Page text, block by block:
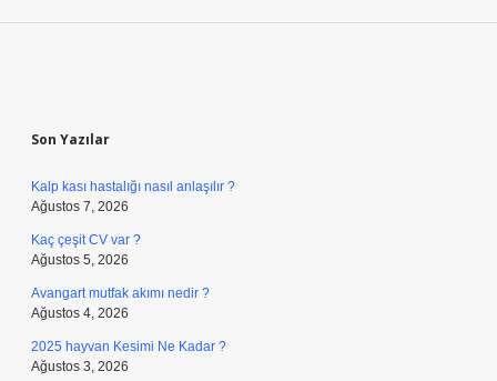
Son Yazılar
Kalp kası hastalığı nasıl anlaşılır ?
Ağustos 7, 2026
Kaç çeşit CV var ?
Ağustos 5, 2026
Avangart mutfak akımı nedir ?
Ağustos 4, 2026
2025 hayvan Kesimi Ne Kadar ?
Ağustos 3, 2026